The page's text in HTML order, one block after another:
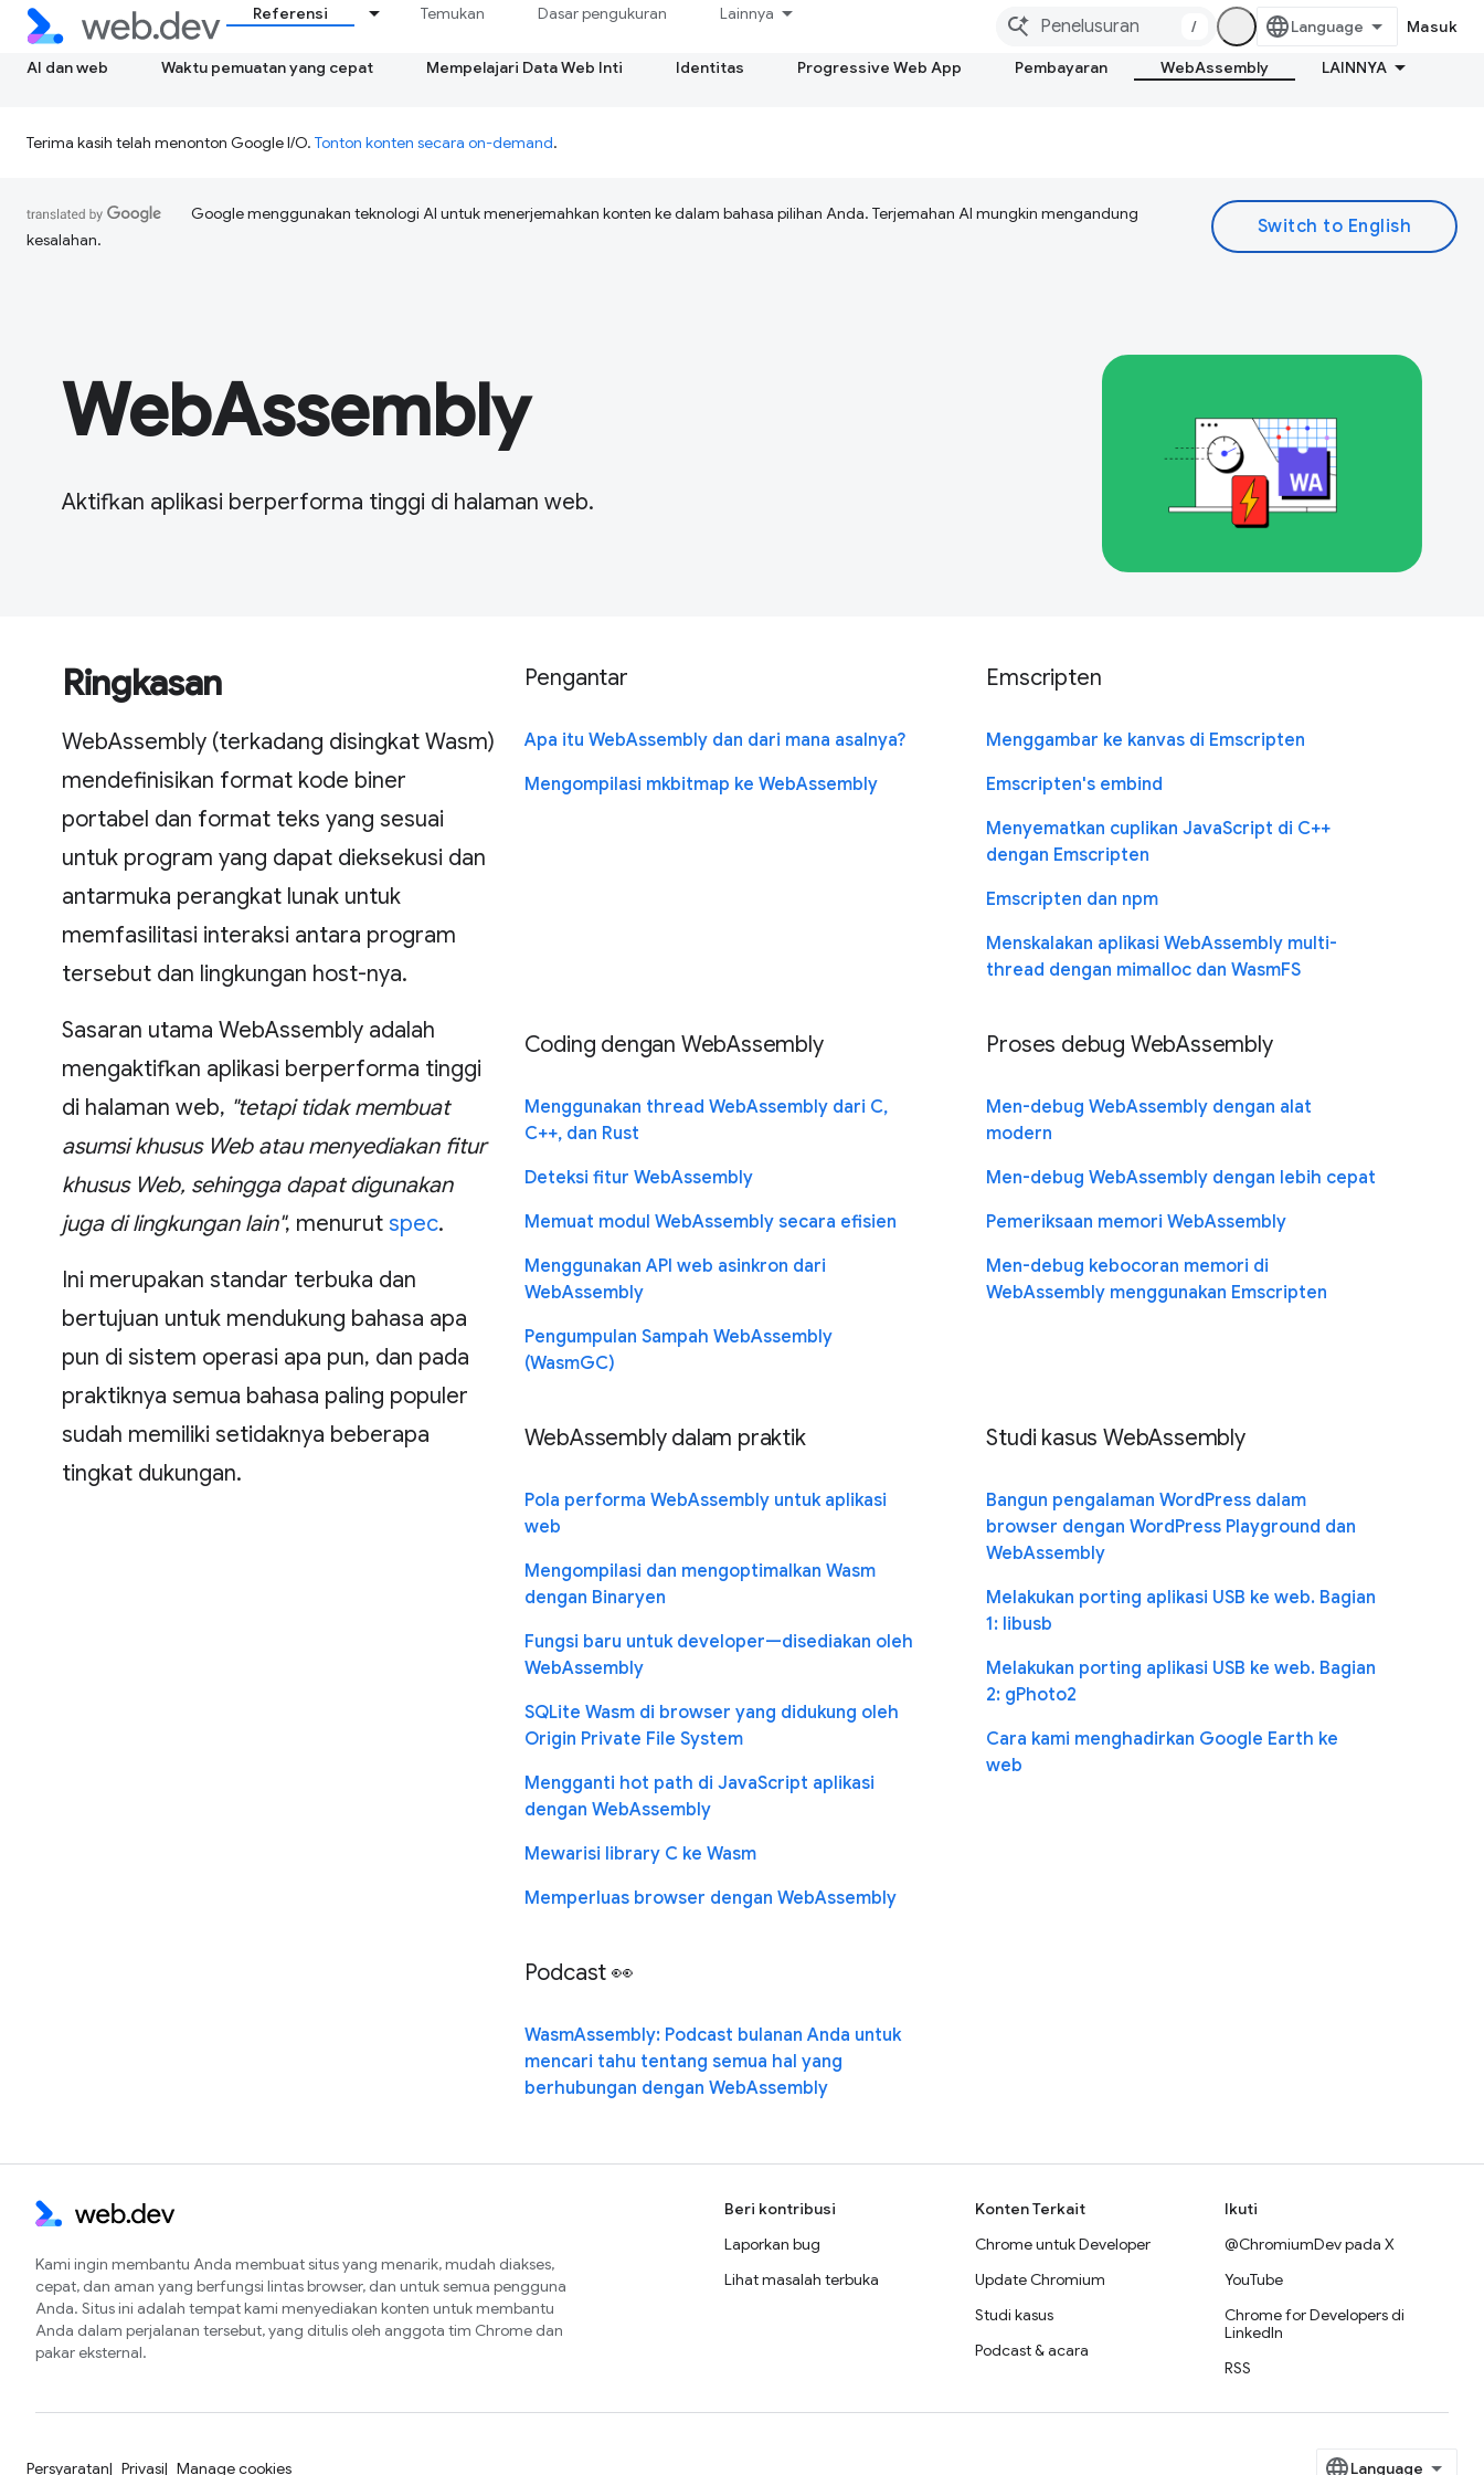
Referensi Temukan Dasar pengukuran Lainnya
/ Masuk
AI dan web Waktu pemuatan yang cepat Mempelajari Data Web Inti Identitas Progressive Web App Pembayaran WebAssembly LAINNYA
Terima kasih telah menonton Google I/O. Tonton konten secara on-demand.
Google menggunakan teknologi AI untuk menerjemahkan konten ke dalam bahasa pilihan Anda. Terjemahan AI mungkin mengandung
kesalahan.
WebAssembly
Aktifkan aplikasi berperforma tinggi di halaman web.
Ringkasan
WebAssembly (terkadang disingkat Wasm)
mendefinisikan format kode biner
portabel dan format teks yang sesuai
untuk program yang dapat dieksekusi dan
antarmuka perangkat lunak untuk
memfasilitasi interaksi antara program
tersebut dan lingkungan host-nya.
Sasaran utama WebAssembly adalah
mengaktifkan aplikasi berperforma tinggi
di halaman web, "tetapi tidak membuat
asumsi khusus Web atau menyediakan fitur
khusus Web, sehingga dapat digunakan
juga di lingkungan lain", menurut spec.
Ini merupakan standar terbuka dan
bertujuan untuk mendukung bahasa apa
pun di sistem operasi apa pun, dan pada
praktiknya semua bahasa paling populer
sudah memiliki setidaknya beberapa
tingkat dukungan.
Pengantar
Apa itu WebAssembly dan dari mana asalnya?
Mengompilasi mkbitmap ke WebAssembly
Emscripten
Menggambar ke kanvas di Emscripten
Emscripten's embind
Menyematkan cuplikan JavaScript di C++
dengan Emscripten
Emscripten dan npm
Menskalakan aplikasi WebAssembly multi-
thread dengan mimalloc dan WasmFS
Coding dengan WebAssembly
Menggunakan thread WebAssembly dari C,
C++, dan Rust
Deteksi fitur WebAssembly
Memuat modul WebAssembly secara efisien
Menggunakan API web asinkron dari
WebAssembly
Pengumpulan Sampah WebAssembly
(WasmGC)
Proses debug WebAssembly
Men-debug WebAssembly dengan alat
modern
Men-debug WebAssembly dengan lebih cepat
Pemeriksaan memori WebAssembly
Men-debug kebocoran memori di
WebAssembly menggunakan Emscripten
WebAssembly dalam praktik
Pola performa WebAssembly untuk aplikasi
web
Mengompilasi dan mengoptimalkan Wasm
dengan Binaryen
Fungsi baru untuk developer—disediakan oleh
WebAssembly
SQLite Wasm di browser yang didukung oleh
Origin Private File System
Mengganti hot path di JavaScript aplikasi
dengan WebAssembly
Mewarisi library C ke Wasm
Memperluas browser dengan WebAssembly
Studi kasus WebAssembly
Bangun pengalaman WordPress dalam
browser dengan WordPress Playground dan
WebAssembly
Melakukan porting aplikasi USB ke web. Bagian
1: libusb
Melakukan porting aplikasi USB ke web. Bagian
2: gPhoto2
Cara kami menghadirkan Google Earth ke
web
Podcast 👀
WasmAssembly: Podcast bulanan Anda untuk
mencari tahu tentang semua hal yang
berhubungan dengan WebAssembly
Kami ingin membantu Anda membuat situs yang menarik, mudah diakses,
cepat, dan aman yang berfungsi lintas browser, dan untuk semua pengguna
Anda. Situs ini adalah tempat kami menyediakan konten untuk membantu
Anda dalam perjalanan tersebut, yang ditulis oleh anggota tim Chrome dan
pakar eksternal.
Beri kontribusi
Laporkan bug
Lihat masalah terbuka
Konten Terkait
Chrome untuk Developer
Update Chromium
Studi kasus
Podcast & acara
Ikuti
@ChromiumDev pada X
YouTube
Chrome for Developers di
LinkedIn
RSS
Persyaratan Privasi Manage cookies